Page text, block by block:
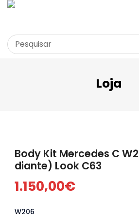
Garagem
Loja Virtual 360º
Loja
Body Kit Mercedes C
diante) Look C63
1.150,00€
W206